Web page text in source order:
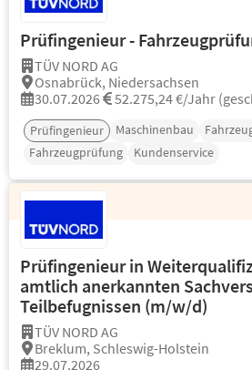
Prüfingenieur -
TÜV NORD AG
Osnabrück, Niedersachsen
30.07.2026
52.275,24 €/Jahr
Prüfingenieur Maschinenbau
Fahrzeugprüfung
Kundenservice
Prüfingenieur in
amtlich anerkannten
Teilbefugnissen (m/w/d)
TÜV NORD AG
Breklum, Schleswig-Holstein
29.07.2026